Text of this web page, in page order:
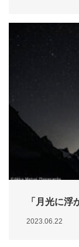
「月光に
2023.06.22